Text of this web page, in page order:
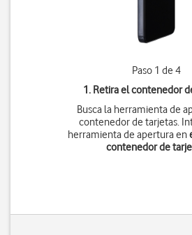
Paso 1 de 4
1. Retira el contenedor
Busca la herramienta de
contenedor de tarjetas.
herramienta de apertura en
contenedor de